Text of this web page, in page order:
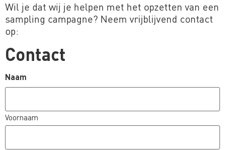
Wil je dat wij je helpen met het opzetten van een
sampling campagne? Neem vrijblijvend contact
op:
Contact
Naam
Voornaam